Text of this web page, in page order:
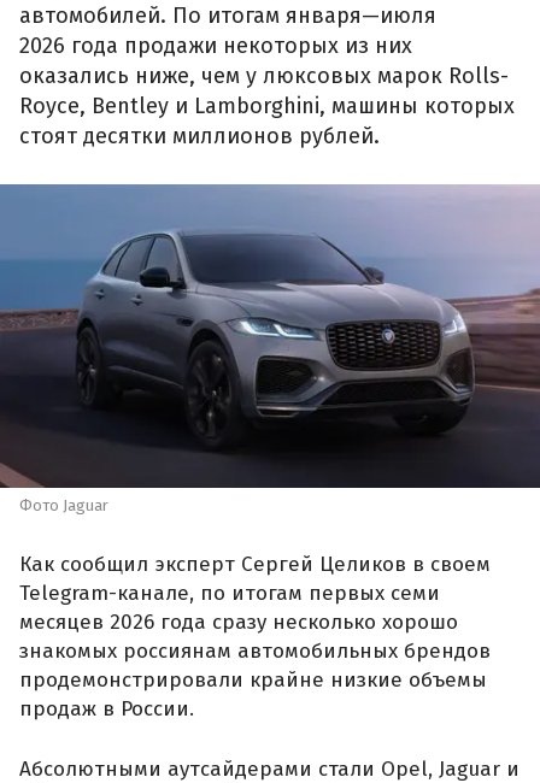
автомобилей. По итогам января—июля
2026 года продажи некоторых из них
оказались ниже, чем у люксовых марок Rolls-
Royce, Bentley и Lamborghini, машины которых
стоят десятки миллионов рублей.
Фото Jaguar
Как сообщил эксперт Сергей Целиков в своем
Telegram-канале, по итогам первых семи
месяцев 2026 года сразу несколько хорошо
знакомых россиянам автомобильных брендов
продемонстрировали крайне низкие объемы
продаж в России.
Абсолютными аутсайдерами стали Opel, Jaguar и